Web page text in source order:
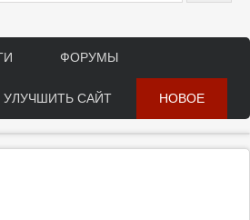
ФОРУМЫ
УЛУЧШИТЬ САЙТ НОВОЕ